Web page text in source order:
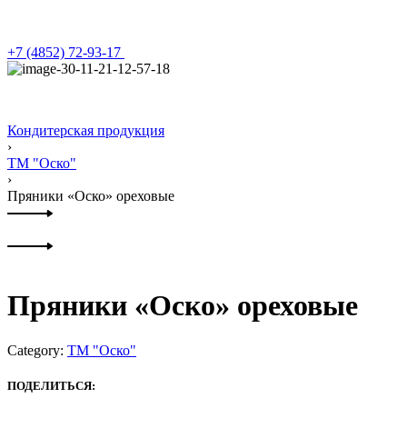
+7 (4852) 72-93-17
Кондитерская продукция
›
ТМ "Оско"
›
Пряники «Оско» ореховые
Product
navigation
product:
Пряники «Оско» ореховые
Category: ТМ "Оско"
ПОДЕЛИТЬСЯ: